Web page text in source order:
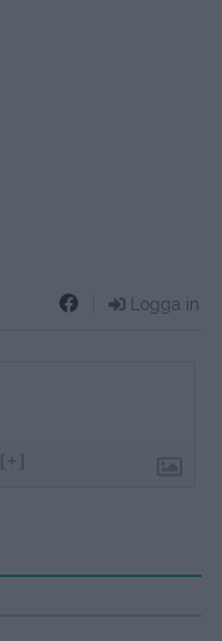
Logga in
[+]